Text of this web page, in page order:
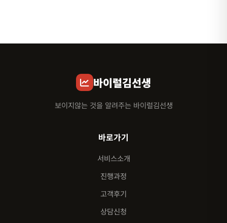
바이럴김선생
보이지않는 것을 알려주는 바이럴김선생
바로가기
서비스소개
진행과정
고객후기
상담신청